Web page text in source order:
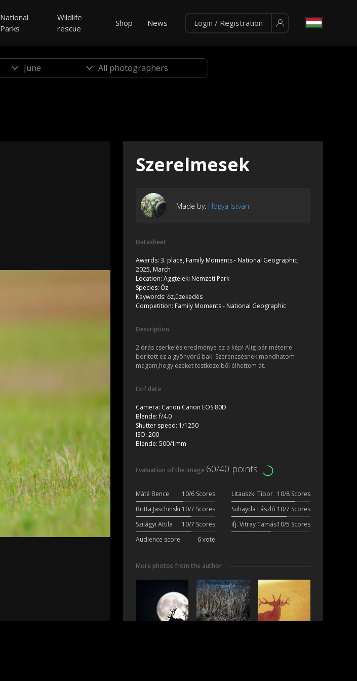
National
Parks
Wildlife
rescue
Shop News Login / Registration
Szerelmesek
Made by: Hogya István
Datasheet
Awards: 3. place, Family Moments - National Geographic,
2025, March
Location: Aggteleki Nemzeti Park
Species: Őz
Keywords: őz,üzekedés
Competition: Family Moments - National Geographic
Description
2 órás cserkelés eredménye ez a kép! Alig pár méterre
borított ez a gyönyörű bak. Szerencsésnek mondhatom
magam,hogy ezeket testközelből élhettem át.
Exif data
Camera: Canon Canon EOS 80D
Blende:f/4.0
Shutter speed: 1/1250
ISO: 200
Blende: 500/1mm
Evaluation of the image 60/40 points
Máté Bence 10/6 Scores Litauszki Tibor 10/8 Scores
Britta Jaschinski 10/7 Scores Suhayda László 10/7 Scores
Szilágyi Attila
10/7 Scores ifj. Vitray Tamás10/5 Scores
Audience score
6 vote
More photos from the author